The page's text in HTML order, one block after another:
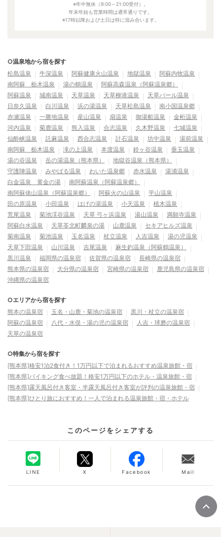
※年中無休（9:00～21:00受付）。
年末年始も営業時間は通常通りです。
※17時以降および土日は特に混み合います。
○温泉地から宿を探す
松島温泉
牛深温泉 阿蘇健康火山温泉 地獄温泉
阿蘇内牧温泉
南阿蘇 栃木温泉
湯の鶴温泉
阿蘇高森温泉（阿蘇温泉郷）
阿蘇温泉
城南温泉 天草温泉 天草柳港温泉
天草パール温泉
日奈久温泉
白川温泉 浜の湯温泉 天草松島温泉
南小国温泉郷
赤瀬温泉
一勝地温泉 産山温泉 扇温泉 御湯船温泉
金桁温泉
河内温泉
菊鹿温泉 熊入温泉 合志温泉 久木野温泉
七城温泉
仙酔峡温泉
託麻温泉 西合志温泉 計石温泉 坊中温泉
湯前温泉
南阿蘇 栃木温泉
滝の上温泉 本渡温泉 鈴ヶ谷温泉
垂玉温泉
湯の谷温泉
岳の湯温泉（熊本県）
地獄谷温泉（熊本県）
守護陣温泉
みやばる温泉 わいた温泉郷 赤水温泉
湯浦温泉
白金温泉 黄金の湯
南阿蘇温泉（阿蘇温泉郷）
南阿蘇俵山温泉（阿蘇温泉郷）
阿蘇火の山温泉
平山温泉
田の原温泉
小田温泉 はげの湯温泉 小天温泉
植木温泉
荒尾温泉
菊池渓谷温泉 天草 弓ヶ浜温泉 湯山温泉
満願寺温泉
阿蘇白水温泉
天草苓北町麟泉の湯 山鹿温泉
セキアヒルズ温泉
菊南温泉
菊池温泉 玉名温泉 杖立温泉 人吉温泉
湯の児温泉
天草下田温泉
山川温泉 吉尾温泉
麻生釣温泉（阿蘇鶴温泉）
黒川温泉
福岡県の温泉宿 佐賀県の温泉宿
長崎県の温泉宿
熊本県の温泉宿
大分県の温泉宿 宮崎県の温泉宿
鹿児島県の温泉宿
沖縄県の温泉宿
○エリアから宿を探す
熊本の温泉宿
玉名・山鹿・菊池の温泉宿
黒川・杖立の温泉宿
阿蘇の温泉宿
八代・水俣・湯の児の温泉宿
人吉・球磨の温泉宿
天草の温泉宿
○特集から宿を探す
[熊本県]格安1泊2食付き！1万円以下で泊まれるおすすめ温泉旅館・宿
[熊本県]バイキング食べ放題！格安1万円以下のホテル・温泉旅館・宿
[熊本県]露天風呂付き客室・半露天風呂付き客室が評判の温泉旅館・宿
[熊本県]ひとり旅におすすめ！一人で泊まれる温泉旅館・宿・ホテル
このページをシェアする
LINE X Facebook Mail